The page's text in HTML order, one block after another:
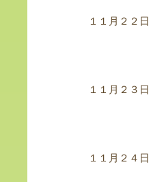
１１月２２
１１月２３
１１月２４